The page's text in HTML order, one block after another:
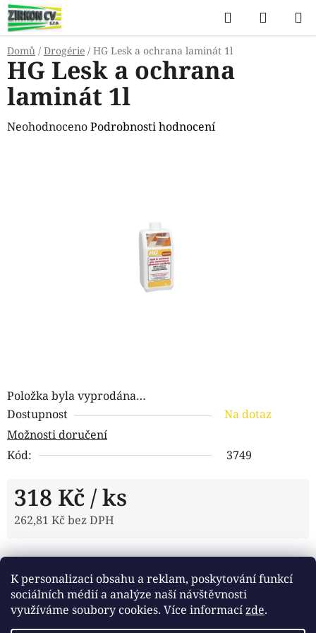
K personalizaci obsahu a reklam, poskytování funkcí
sociálních médií a analýze naší návštěvnosti
využíváme soubory cookies. Více informacízde.
Přejít
na
obsah
Hledat
KOŠÍK
Domů / Drogérie / HG Lesk a ochrana laminát 1l
Položka byla vyprodána…
Dostupnost
Na dotaz
Možnosti doručení
Kód:
3749
318 Kč / ks
262,81 Kč bez DPH
HG Lesk a ochrana
laminát 1l
Průměrné
NeohodnocenoPodrobnosti hodnocení